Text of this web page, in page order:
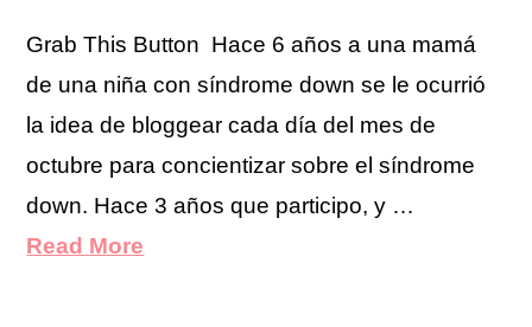
Grab This Button Hace 6 años a una mamá
de una niña con síndrome down se le ocurrió
la idea de bloggear cada día del mes de
octubre para concientizar sobre el síndrome
down. Hace 3 años que participo, y …
Read More